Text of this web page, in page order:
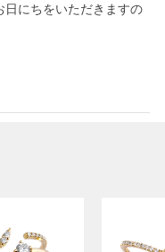
にちをいただきますの